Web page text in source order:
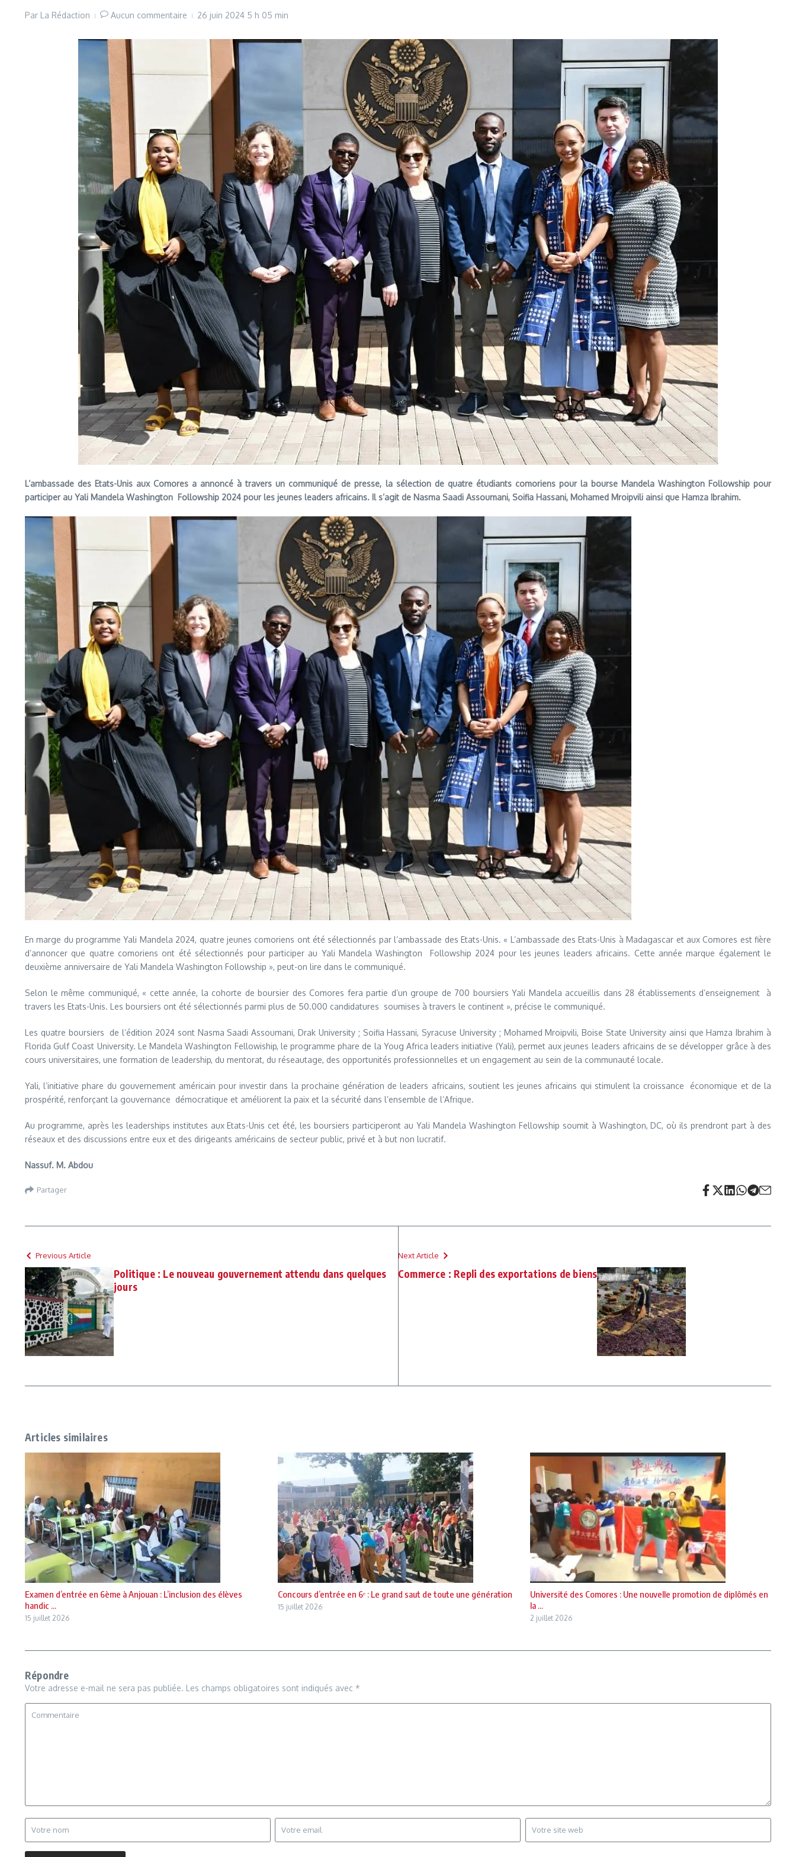
Par La Rédaction Aucun commentaire 26 juin 2024 5 h 05 min
L’ambassade des Etats-Unis aux Comores a annoncé à travers un communiqué de presse, la sélection de quatre étudiants comoriens pour la bourse Mandela Washington Followship pour
participer au Yali Mandela Washington Followship 2024 pour les jeunes leaders africains. Il s’agit de Nasma Saadi Assoumani, Soifia Hassani, Mohamed Mroipvili ainsi que Hamza Ibrahim.
En marge du programme Yali Mandela 2024, quatre jeunes comoriens ont été sélectionnés par l’ambassade des Etats-Unis. « L’ambassade des Etats-Unis à Madagascar et aux Comores est fière
d’annoncer que quatre comoriens ont été sélectionnés pour participer au Yali Mandela Washington Followship 2024 pour les jeunes leaders africains. Cette année marque également le
deuxième anniversaire de Yali Mandela Washington Followship », peut-on lire dans le communiqué.
Selon le même communiqué, « cette année, la cohorte de boursier des Comores fera partie d’un groupe de 700 boursiers Yali Mandela accueillis dans 28 établissements d’enseignement à
travers les Etats-Unis. Les boursiers ont été sélectionnés parmi plus de 50.000 candidatures soumises à travers le continent », précise le communiqué.
Les quatre boursiers de l’édition 2024 sont Nasma Saadi Assoumani, Drak University ; Soifia Hassani, Syracuse University ; Mohamed Mroipvili, Boise State University ainsi que Hamza Ibrahim à
Florida Gulf Coast University. Le Mandela Washington Fellowiship, le programme phare de la Youg Africa leaders initiative (Yali), permet aux jeunes leaders africains de se développer grâce à des
cours universitaires, une formation de leadership, du mentorat, du réseautage, des opportunités professionnelles et un engagement au sein de la communauté locale.
Yali, l’initiative phare du gouvernement américain pour investir dans la prochaine génération de leaders africains, soutient les jeunes africains qui stimulent la croissance économique et de la
prospérité, renforçant la gouvernance démocratique et améliorent la paix et la sécurité dans l’ensemble de l’Afrique.
Au programme, après les leaderships institutes aux Etats-Unis cet été, les boursiers participeront au Yali Mandela Washington Fellowship soumit à Washington, DC, où ils prendront part à des
réseaux et des discussions entre eux et des dirigeants américains de secteur public, privé et à but non lucratif.
Nassuf. M. Abdou
Partager
Previous Article
Politique : Le nouveau gouvernement attendu dans quelques
jours
Next Article
Commerce : Repli des exportations de biens
Articles similaires
Examen d’entrée en 6ème à Anjouan : L’inclusion des élèves
handic ...
15 juillet 2026
Concours d’entrée en 6ᵉ : Le grand saut de toute une génération
15 juillet 2026
Université des Comores : Une nouvelle promotion de diplômés en
la ...
2 juillet 2026
Répondre
Votre adresse e-mail ne sera pas publiée. Les champs obligatoires sont indiqués avec *